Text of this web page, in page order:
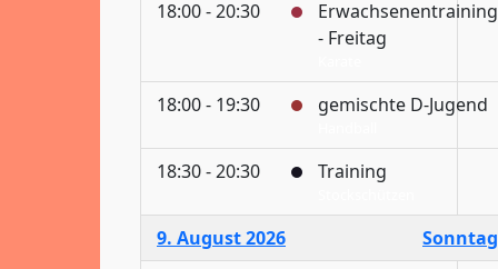
18:00 - 20:30
Erwachsenentraining
- Freitag
18:00 - 19:30 gemischte D-Jugend
18:30 - 20:30 Training
9. August 2026
Sonntag